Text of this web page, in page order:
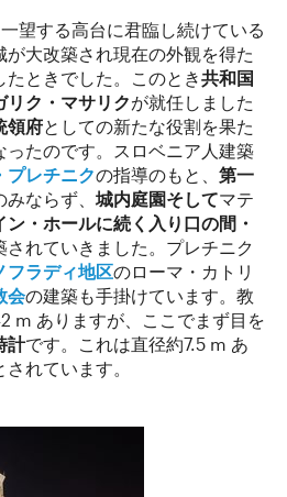
望する高台に君臨し続けている
が大改築され現在の外観を得た
ときでした。このとき共和国
リク・マサリクが就任しました
領府としての新たな役割を果た
たのです。スロベニア人建築
プレチニクの指導のもと、 第一
みならず、 城内庭園そしてマテ
ン・ホールに続く入り口の間・
されていきました。プレチニク
フラディ地区のローマ・カトリ
会の建築も手掛けています。教
m ありますが、ここでまず目を
計です。これは直径約7.5 m あ
れています。